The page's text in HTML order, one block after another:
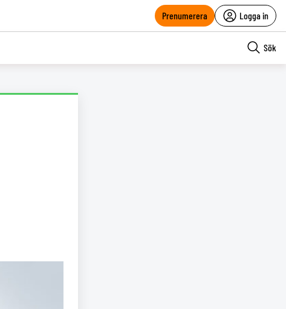
Prenumerera Logga in
Sök